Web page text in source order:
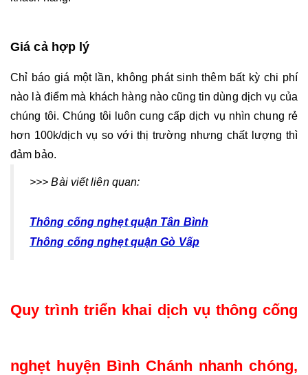
Giá cả hợp lý
Chỉ báo giá một lần, không phát sinh thêm bất kỳ chi phí
nào là điểm mà khách hàng nào cũng tin dùng dịch vụ của
chúng tôi. Chúng tôi luôn cung cấp dịch vụ nhìn chung rẻ
hơn 100k/dịch vụ so với thị trường nhưng chất lượng thì
đảm bảo.
>>> Bài viết liên quan:
Thông cống nghẹt quận Tân Bình
Thông cống nghẹt quận Gò Vấp
Quy trình triển khai dịch vụ thông cống
nghẹt huyện Bình Chánh nhanh chóng,